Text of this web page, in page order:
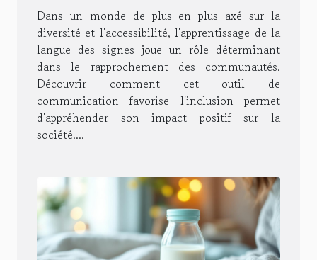
Dans un monde de plus en plus axé sur la
diversité et l'accessibilité, l'apprentissage de la
langue des signes joue un rôle déterminant
dans le rapprochement des communautés.
Découvrir comment cet outil de
communication favorise l'inclusion permet
d'appréhender son impact positif sur la
société....